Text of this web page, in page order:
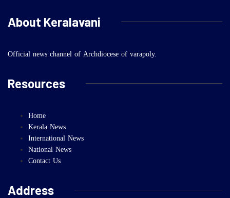
About Keralavani
Official news channel of Archdiocese of varapoly.
Resources
Home
Kerala News
International News
National News
Contact Us
Address